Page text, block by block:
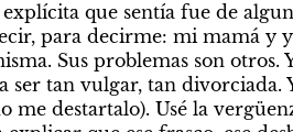
que sentía fue de
para decirme: mi mamá y
Sus problemas son otros.
ser tan vulgar, tan divorciada.
me destartalo). Usé la